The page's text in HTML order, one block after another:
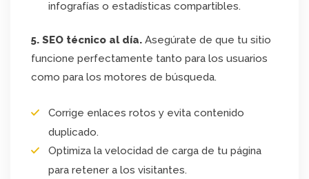
infografías o estadísticas compartibles.
5. SEO técnico al día. Asegúrate de que tu sitio
funcione perfectamente tanto para los usuarios
como para los motores de búsqueda.
Corrige enlaces rotos y evita contenido
duplicado.
Optimiza la velocidad de carga de tu página
para retener a los visitantes.